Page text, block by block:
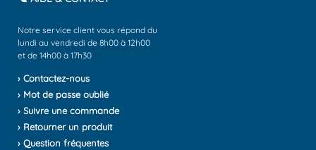
Notre service client vous répond du
lundi au vendredi de 8h00 à 12h00
et de 14h00 à 17h30
› Contactez-nous
› Mot de passe oublié
› Suivre une commande
› Retourner un produit
› Question fréquentes